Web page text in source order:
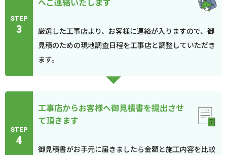
STEP
3
厳選した工事店より、お客様に連絡が入りますので、御
見積のための現地調査日程を工事店と調整していただき
ます。
STEP
4
工事店からお客様へ御見積書を提出させ
て頂きます
御見積書がお手元に届きましたら金額と施工内容を比較